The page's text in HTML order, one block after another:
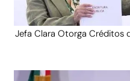
Jefa Clara Otorga Créditos